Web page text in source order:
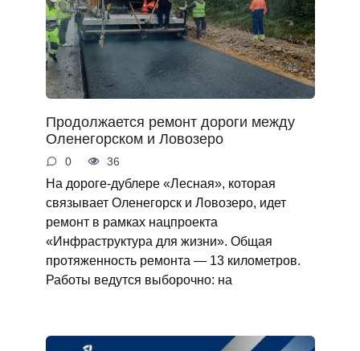
Продолжается ремонт дороги между
Оленегорском и Ловозеро
0 36
На дороге-дублере «Лесная», которая
связывает Оленегорск и Ловозеро, идет
ремонт в рамках нацпроекта
«Инфраструктура для жизни». Общая
протяженность ремонта — 13 километров.
Работы ведутся выборочно: на